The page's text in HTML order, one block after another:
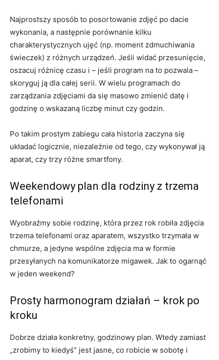
Najprostszy sposób to posortowanie zdjęć po dacie
wykonania, a następnie porównanie kilku
charakterystycznych ujęć (np. moment zdmuchiwania
świeczek) z różnych urządzeń. Jeśli widać przesunięcie,
oszacuj różnicę czasu i – jeśli program na to pozwala –
skoryguj ją dla całej serii. W wielu programach do
zarządzania zdjęciami da się masowo zmienić datę i
godzinę o wskazaną liczbę minut czy godzin.
Po takim prostym zabiegu cała historia zaczyna się
układać logicznie, niezależnie od tego, czy wykonywał ją
aparat, czy trzy różne smartfony.
Weekendowy plan dla rodziny z trzema
telefonami
Wyobraźmy sobie rodzinę, która przez rok robiła zdjęcia
trzema telefonami oraz aparatem, wszystko trzymała w
chmurze, a jedyne wspólne zdjęcia ma w formie
przesyłanych na komunikatorze migawek. Jak to ogarnąć
w jeden weekend?
Prosty harmonogram działań – krok po
kroku
Dobrze działa konkretny, godzinowy plan. Wtedy zamiast
„zrobimy to kiedyś” jest jasne, co robicie w sobotę i